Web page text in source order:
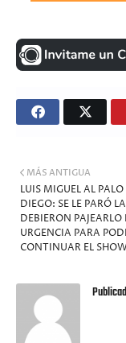
MÁS ANTIGUA
LUIS MIGUEL AL
DIEGO: SE LE PARÓ
DEBIERON PAJEARLO
URGENCIA PARA
CONTINUAR EL